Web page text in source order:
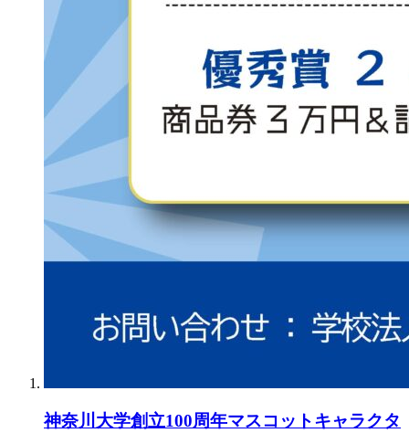
神奈川大学創立100周年マスコットキャラクタ